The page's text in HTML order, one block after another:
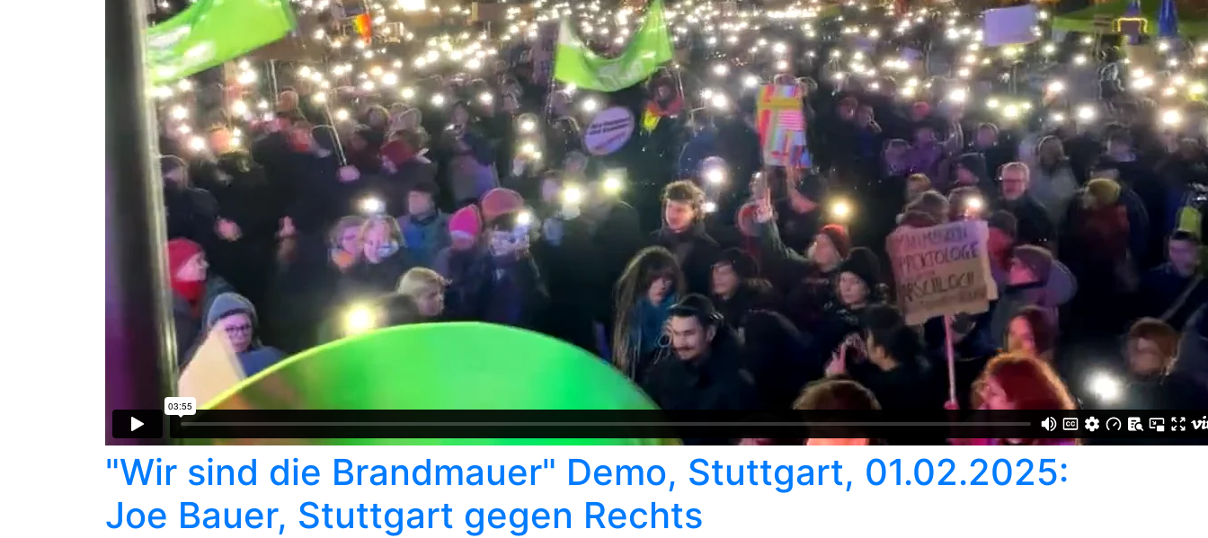
"Wir sind die Brandmauer" Demo, Stuttgart, 01.02.2025:
Joe Bauer, Stuttgart gegen Rechts